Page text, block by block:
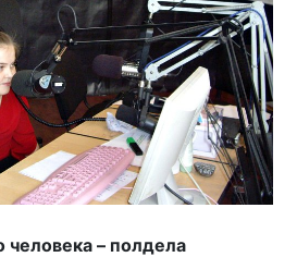
человека – полдела